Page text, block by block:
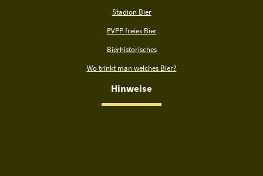
Stadion Bier
PVPP freies Bier
Bierhistorisches
Wo trinkt man welches Bier?
Hinweise